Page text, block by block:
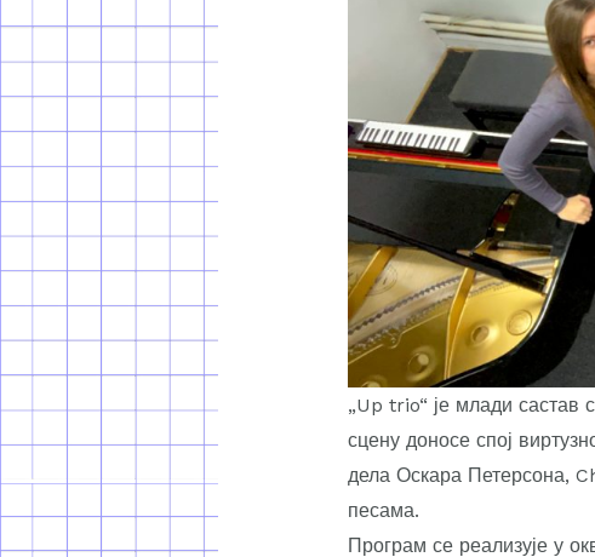
„Up trio“ је млади састав
сцену доносе спој
дела Оскара Петерсона,
песама.
Програм се реализује у